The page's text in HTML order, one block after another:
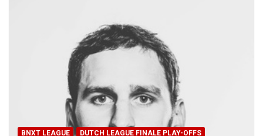
BNXT LEAGUE DUTCH LEAGUE FINALE PLAY-OFFS